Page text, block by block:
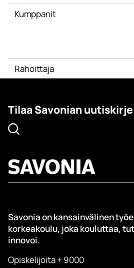
Kumppanit
Rahoittaja
Tilaa Savonian uutiskirje
Savonia on kansainvälinen
korkeakoulu, joka kouluttaa,
innovoi.
Opiskelijoita + 9000